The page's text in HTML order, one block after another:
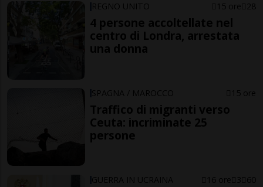
REGNO UNITO 15 ore 28
4 persone accoltellate nel
centro di Londra, arrestata
una donna
SPAGNA / MAROCCO 15 ore
Traffico di migranti verso
Ceuta: incriminate 25
persone
GUERRA IN UCRAINA 16 ore 3 60